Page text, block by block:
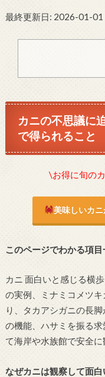
最終更新日: 2026-01-01
カニの不思議に
で得られること
\お得に旬の
美味しいカ
このページでわかる項目
カニ 面白いと感じる横
の実例、ミナミコメツ
り、タカアシガニの長
の機能、ハサミを振る
て海岸や水族館で安全に
なぜカニは観察して面白